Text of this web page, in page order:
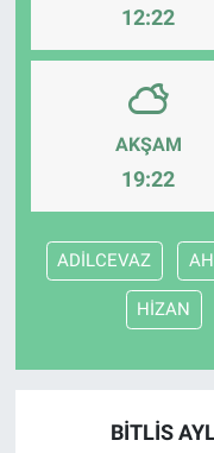
12:22
AKŞAM
19:22
ADİLCEVAZ
HİZAN
BİTLİS